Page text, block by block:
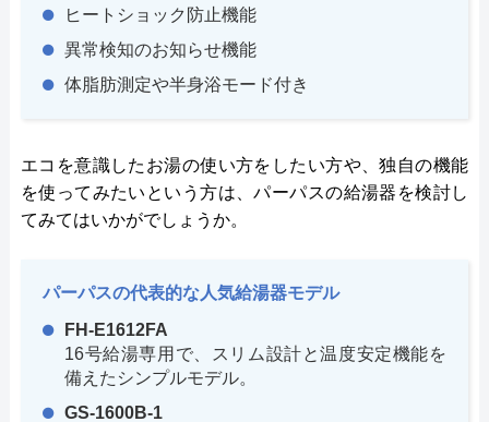
ヒートショック防止機能
異常検知のお知らせ機能
体脂肪測定や半身浴モード付き
エコを意識したお湯の使い方をしたい方や、独自の機能
を使ってみたいという方は、パーパスの給湯器を検討し
てみてはいかがでしょうか。
パーパスの代表的な人気給湯器モデル
FH-E1612FA
16号給湯専用で、スリム設計と温度安定機能を
備えたシンプルモデル。
GS-1600B-1